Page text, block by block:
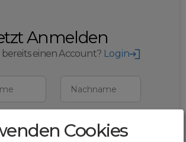
Anmelden
bereits einen Account? Login
Nachname
Cookies